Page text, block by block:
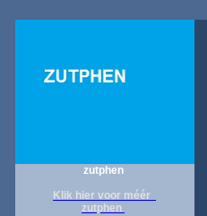
zutphen
Klik hier voor méér
zutphen